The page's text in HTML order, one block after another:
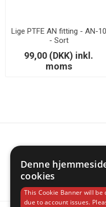
Lige PTFE AN fitting - AN-10
- Sort
99,00 (DKK) inkl.
moms
Denne
cookies
This Cookie Banner will be
due to account issues.